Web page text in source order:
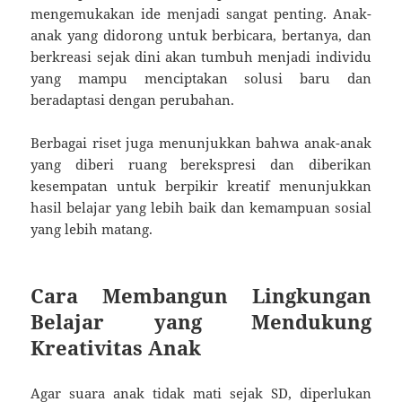
mengemukakan ide menjadi sangat penting. Anak-
anak yang didorong untuk berbicara, bertanya, dan
berkreasi sejak dini akan tumbuh menjadi individu
yang mampu menciptakan solusi baru dan
beradaptasi dengan perubahan.
Berbagai riset juga menunjukkan bahwa anak-anak
yang diberi ruang berekspresi dan diberikan
kesempatan untuk berpikir kreatif menunjukkan
hasil belajar yang lebih baik dan kemampuan sosial
yang lebih matang.
Cara Membangun Lingkungan
Belajar yang Mendukung
Kreativitas Anak
Agar suara anak tidak mati sejak SD, diperlukan